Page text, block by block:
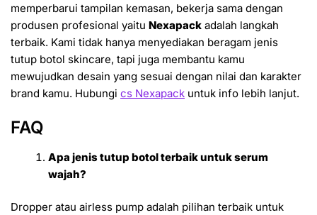
memperbarui tampilan kemasan, bekerja sama dengan
produsen profesional yaitu Nexapack adalah langkah
terbaik. Kami tidak hanya menyediakan beragam jenis
tutup botol skincare, tapi juga membantu kamu
mewujudkan desain yang sesuai dengan nilai dan karakter
brand kamu. Hubungi cs Nexapack untuk info lebih lanjut.
FAQ
Apa jenis tutup botol terbaik untuk serum
wajah?
Dropper atau airless pump adalah pilihan terbaik untuk